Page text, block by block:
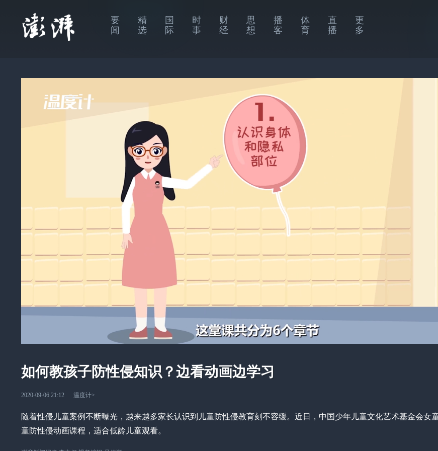
要
闻
精
选
国
际
时
事
财
经
思
想
播
客
体
育
直
播
更
多
如何教孩子防性侵知识？边看动画边学习
2020-09-06 21:12 温度计>
随着性侵儿童案例不断曝光，越来越多家长认识到儿童防性侵教育刻不容缓。近日，中国少年儿童文化艺术基金会女
童防性侵动画课程，适合低龄儿童观看。